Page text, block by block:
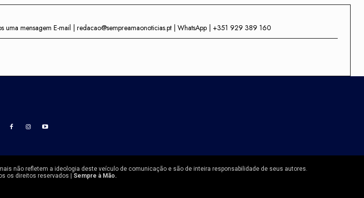
uma mensagem E-mail | redacao@sempreamaonoticias.pt | WhatsApp | +351 929 389 160
não refletem a ideologia deste veículo de comunicação e são de inteira responsabilidade de seus autores.
os direitos reservados | Sempre à Mão.